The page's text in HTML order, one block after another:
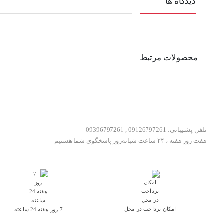
محصولات مرتبط
تلفن پشتیبانی: 09126797261 , 09396797261
هفت روز هفته ، ۲۴ ساعت شبانه‌روز پاسخگوی شما هستیم
امکان پرداخت در محل 7 روز هفته 24 ساعته